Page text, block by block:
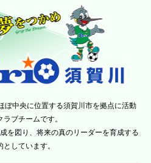
ぼ中央に位置する須賀川市を拠点に活動
ラブチームです。
を図り、将来の真のリーダーを育成する
としています。